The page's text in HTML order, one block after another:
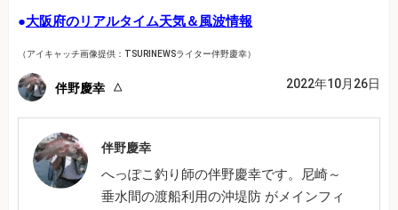
●大阪府のリアルタイム天気＆風波情報
（アイキャッチ画像提供：TSURINEWSライター伴野慶幸）
伴野慶幸 2022年10月26日
伴野慶幸
へっぽこ釣り師の伴野慶幸です。尼崎～
垂水間の渡船利用の沖堤防 がメインフィ